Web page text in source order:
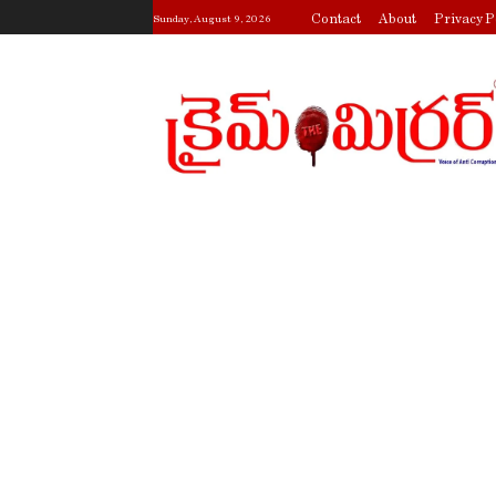
Sunday, August 9, 2026 Contact About Privacy